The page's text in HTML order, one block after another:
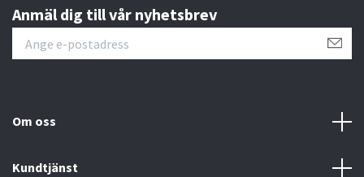
Anmäl dig till vår nyhetsbrev
Om oss
Kundtjänst